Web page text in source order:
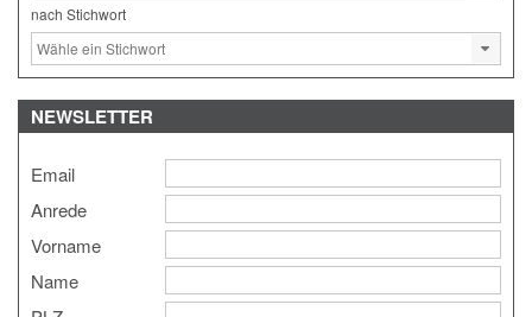
nach Stichwort
NEWSLETTER
Email
Anrede
Vorname
Name